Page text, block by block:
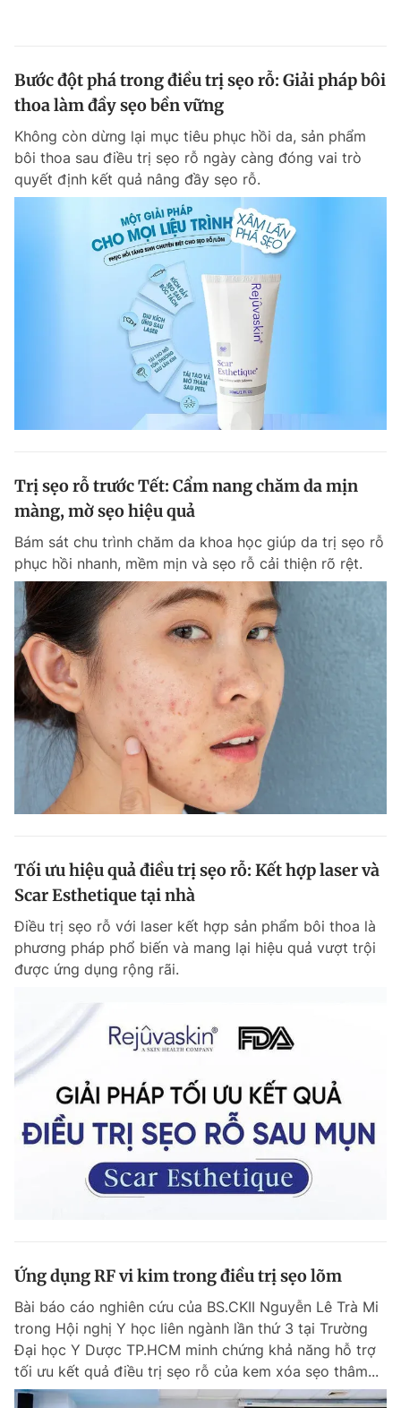
Bước đột phá trong điều trị sẹo rỗ: Giải pháp bôi
thoa làm đầy sẹo bền vững
Không còn dừng lại mục tiêu phục hồi da, sản phẩm
bôi thoa sau điều trị sẹo rỗ ngày càng đóng vai trò
quyết định kết quả nâng đầy sẹo rỗ.
Trị sẹo rỗ trước Tết: Cẩm nang chăm da mịn
màng, mờ sẹo hiệu quả
Bám sát chu trình chăm da khoa học giúp da trị sẹo rỗ
phục hồi nhanh, mềm mịn và sẹo rỗ cải thiện rõ rệt.
Tối ưu hiệu quả điều trị sẹo rỗ: Kết hợp laser và
Scar Esthetique tại nhà
Điều trị sẹo rỗ với laser kết hợp sản phẩm bôi thoa là
phương pháp phổ biến và mang lại hiệu quả vượt trội
được ứng dụng rộng rãi.
Ứng dụng RF vi kim trong điều trị sẹo lõm
Bài báo cáo nghiên cứu của BS.CKII Nguyễn Lê Trà Mi
trong Hội nghị Y học liên ngành lần thứ 3 tại Trường
Đại học Y Dược TP.HCM minh chứng khả năng hỗ trợ
tối ưu kết quả điều trị sẹo rỗ của kem xóa sẹo thâm...